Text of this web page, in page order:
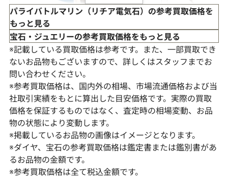
Pt･Pm900 ブラジル産パライバトルマリ
ン・ダイヤモンド ネックレス/ペンダント
トップ 0.413・0.303ct
参考買取価格
K18WG パライ
ド ネックレス/
パライバトルマリン（リチア電気石）の参考買取価格を
もっと見る
宝石・ジュエリーの参考買取価格をもっと見る
※記載している買取価格は参考です。また、一部買取でき
ないお品物もございますので、詳しくはスタッフまでお
問い合わせください。
※参考買取価格は、国内外の相場、市場流通価格および当
社取引実績をもとに算出した目安価格です。実際の買取
価格を保証するものではなく、査定時の相場変動、お品
物の状態により変動します。
※掲載しているお品物の画像はイメージとなります。
※ダイヤ、宝石の参考買取価格は鑑定書または鑑別書があ
るお品物の金額です。
※参考買取価格は全て税込金額です。